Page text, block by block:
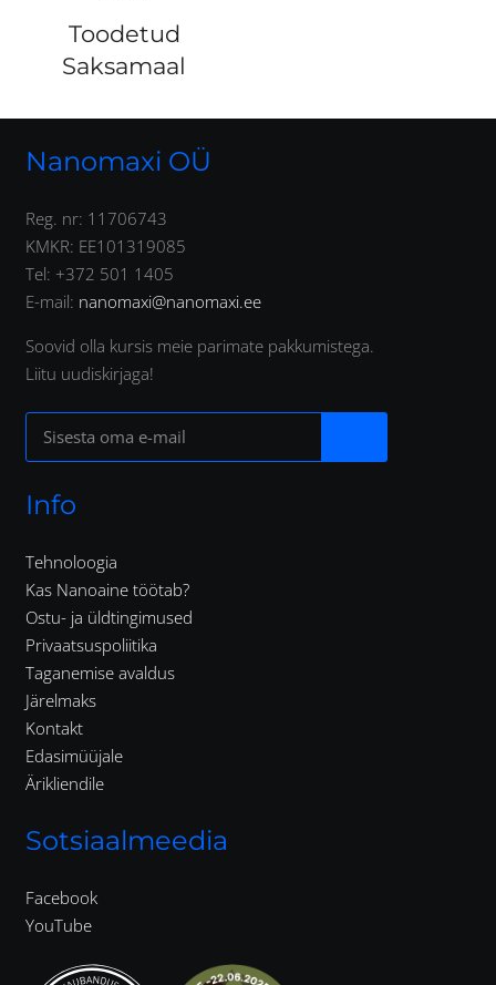
Toodetud
Saksamaal
Nanomaxi OÜ
Reg. nr: 11706743
KMKR: EE101319085
Tel: +372 501 1405
E-mail: nanomaxi@nanomaxi.ee
Soovid olla kursis meie parimate pakkumistega.
Liitu uudiskirjaga!
Info
Tehnoloogia
Kas Nanoaine töötab?
Ostu- ja üldtingimused
Privaatsuspoliitika
Taganemise avaldus
Järelmaks
Kontakt
Edasimüüjale
Ärikliendile
Sotsiaalmeedia
Facebook
YouTube